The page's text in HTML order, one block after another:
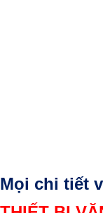
Mọi chi tiết